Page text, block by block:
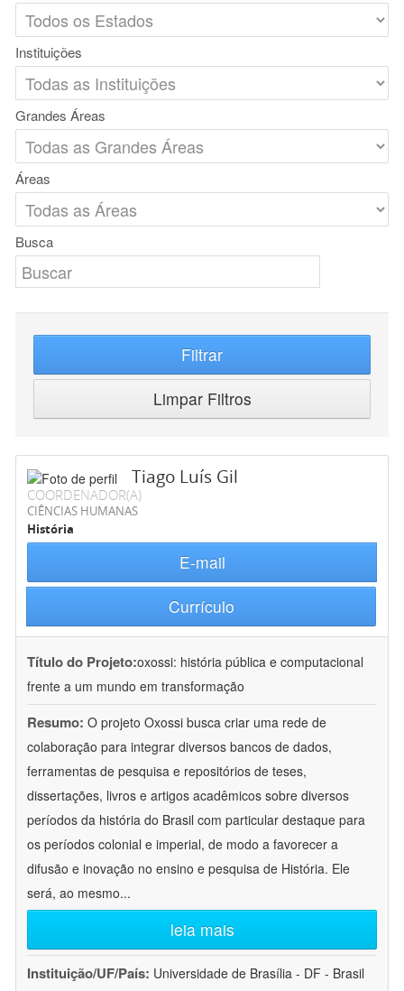
Instituições
Grandes Áreas
Áreas
Busca
Filtrar
Limpar Filtros
Tiago Luís Gil
COORDENADOR(A)
CIÊNCIAS HUMANAS
História
E-mail
Currículo
Título do Projeto:oxossi: história pública e computacional
frente a um mundo em transformação
Resumo: O projeto Oxossi busca criar uma rede de
colaboração para integrar diversos bancos de dados,
ferramentas de pesquisa e repositórios de teses,
dissertações, livros e artigos acadêmicos sobre diversos
períodos da história do Brasil com particular destaque para
os períodos colonial e imperial, de modo a favorecer a
difusão e inovação no ensino e pesquisa de História. Ele
será, ao mesmo...
leia mais
Instituição/UF/País: Universidade de Brasília - DF - Brasil